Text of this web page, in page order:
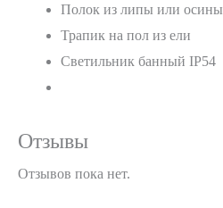
Полок из липы или осины
Трапик на пол из ели
Светильник банный IP54
Отзывы
Отзывов пока нет.